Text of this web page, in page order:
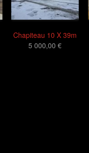
Chapiteau 10 X 39m
5 000,00 €